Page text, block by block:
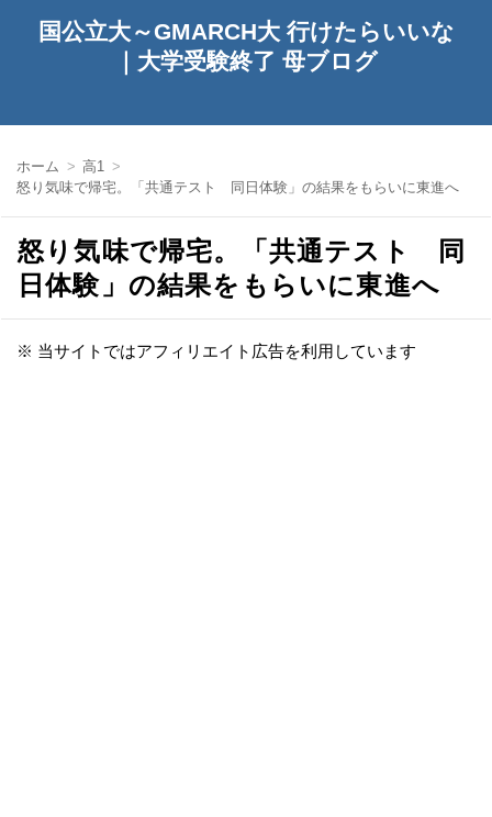
国公立大～GMARCH大 行けたらいいな
｜大学受験終了 母ブログ
ホーム
高1
怒り気味で帰宅。「共通テスト 同日体験」の結果をもらいに東進へ
怒り気味で帰宅。「共通テスト 同
日体験」の結果をもらいに東進へ
※ 当サイトではアフィリエイト広告を利用しています